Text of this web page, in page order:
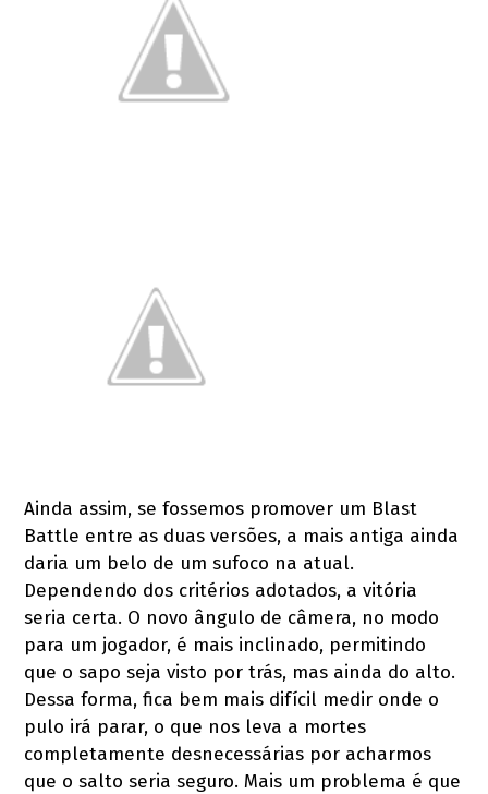
Ainda assim, se fossemos promover um Blast
Battle entre as duas versões, a mais antiga ainda
daria um belo de um sufoco na atual.
Dependendo dos critérios adotados, a vitória
seria certa. O novo ângulo de câmera, no modo
para um jogador, é mais inclinado, permitindo
que o sapo seja visto por trás, mas ainda do alto.
Dessa forma, fica bem mais difícil medir onde o
pulo irá parar, o que nos leva a mortes
completamente desnecessárias por acharmos
que o salto seria seguro. Mais um problema é que